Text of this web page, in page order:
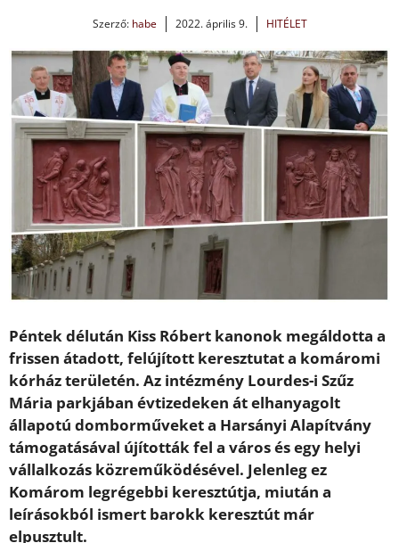
Szerző: habe 2022. április 9. HITÉLET
Péntek délután Kiss Róbert kanonok megáldotta a
frissen átadott, felújított keresztutat a komáromi
kórház területén. Az intézmény Lourdes-i Szűz
Mária parkjában évtizedeken át elhanyagolt
állapotú domborműveket a Harsányi Alapítvány
támogatásával újították fel a város és egy helyi
vállalkozás közreműködésével. Jelenleg ez
Komárom legrégebbi keresztútja, miután a
leírásokból ismert barokk keresztút már
elpusztult.